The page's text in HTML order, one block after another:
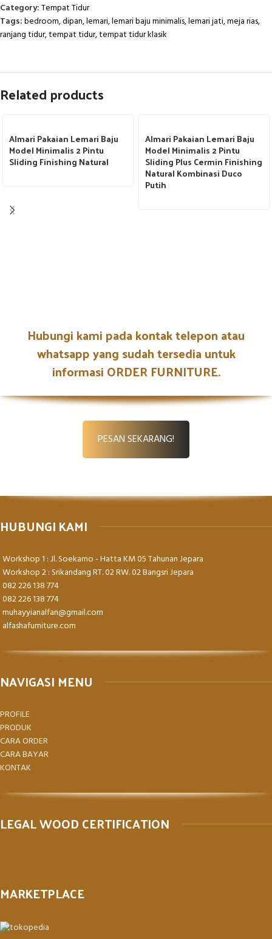
Category:Tempat Tidur
Tags:bedroom,dipan,lemari,lemari baju minimalis,lemari jati,meja rias,
ranjang tidur,tempat tidur,tempat tidur klasik
Related products
Almari Pakaian Lemari Baju
Model Minimalis 2 Pintu
Sliding Finishing Natural
Almari Pakaian Lemari Baju
Model Minimalis 2 Pintu
Sliding Plus Cermin Finishing
Natural Kombinasi Duco
Putih
Hubungi kami pada kontak telepon atau
whatsapp yang sudah tersedia untuk
informasi ORDER FURNITURE.
PESAN SEKARANG!
HUBUNGI KAMI
Workshop 1 : Jl. Soekarno - Hatta KM 05 Tahunan Jepara
Workshop 2 : Srikandang RT. 02 RW. 02 Bangsri Jepara
082 226 138 774
082 226 138 774
muhayyianalfan@gmail.com
alfashafurniture.com
NAVIGASI MENU
PROFILE
PRODUK
CARA ORDER
CARA BAYAR
KONTAK
LEGAL WOOD CERTIFICATION
MARKETPLACE